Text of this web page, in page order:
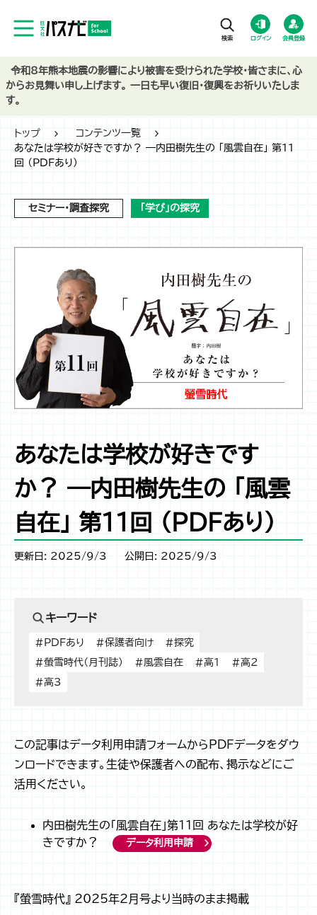
ログイン 会員登録
トップ
コンテンツ一覧
あなたは学校が好きですか？ ―内田樹先生の 「風雲自在」 第11
回 （PDFあり）
セミナー・調査探究 「学び」の探究
あなたは学校が好きです
か？ ―内田樹先生の 「風雲
自在」 第11回 （PDFあり）
更新日: 2025/9/3 公開日: 2025/9/3
キーワード
#PDFあり #保護者向け
#探究
#螢雪時代（月刊誌）
#風雲自在 #高1
#高2
#高3
この記事はデータ利用申請フォームからPDFデータをダウ
ンロードできます。生徒や保護者への配布、掲示などにご
活用ください。
内田樹先生の「風雲自在」第11回 あなたは学校が好
きですか？
データ利用申請
『螢雪時代』 2025年2月号より当時のまま掲載
令和8年熊本地震の影響により被害を受けられた学校・皆さまに、心
からお見舞い申し上げます。 一日も早い復旧・復興をお祈りいたしま
す。